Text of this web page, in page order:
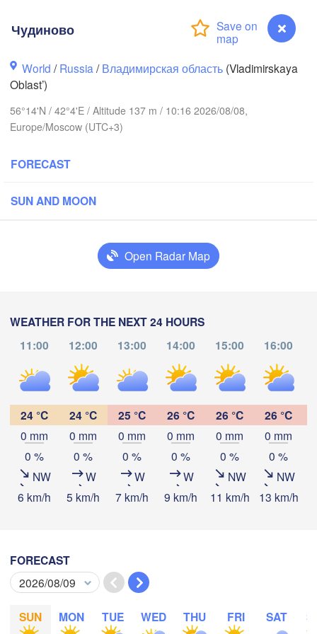
Чудиново
World /Russia /Владимирская область (Vladimirskaya
Oblast’)
56°14'N / 42°4'E / Altitude 137 m / 10:16 2026/08/08,
Europe/Moscow (UTC+3)
FORECAST
SUN AND MOON
Open Radar Map
WEATHER FOR THE NEXT 24 HOURS
11:00
12:00 13:00 14:00 15:00 16:00
24 °C
0 mm
0 %
NW
6 km/h
24 °C
0 mm
0 %
W
5 km/h
25 °C
0 mm
0 %
W
7 km/h
26 °C
0 mm
0 %
W
9 km/h
26 °C
0 mm
0 %
NW
11 km/h
26 °C
0 mm
0 %
NW
13 km/h
FORECAST
SUN MON TUE WED THU FRI SAT
Temperature
We
Aug 05
Th
Aug 06 Aug 07 Aug 08
:00 05:00 06:00 07:00 08 09 :00 :00
Download App
Вологда
(Vologda)
(Voronezh)
Рязань
Липецк
Оскол
Oskol)
Тамбов
(Tambov)
Тула
(Tula)
Пенза
(Penza)
Камышин
Саранск
(Saransk)